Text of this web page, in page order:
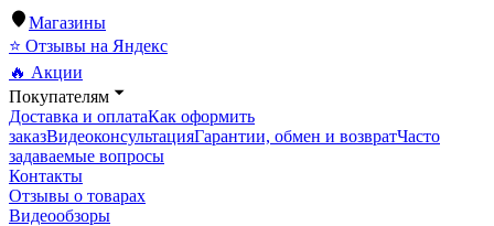
Магазины
⭐ Отзывы на Яндекс
🔥 Акции
Покупателям
Доставка и оплатаКак оформить
заказВидеоконсультацияГарантии, обмен и возвратЧасто
задаваемые вопросы
Контакты
Отзывы о товарах
Видеообзоры